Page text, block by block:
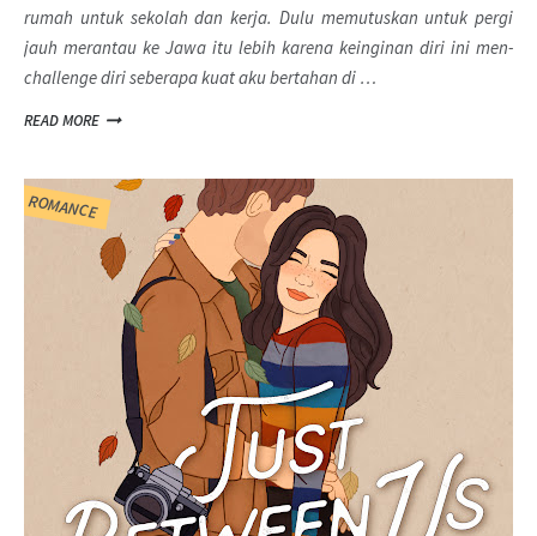
rumah untuk sekolah dan kerja. Dulu memutuskan untuk pergi
jauh merantau ke Jawa itu lebih karena keinginan diri ini men-
challengediri seberapa kuat aku bertahan di …
READ MORE
ROMANCE